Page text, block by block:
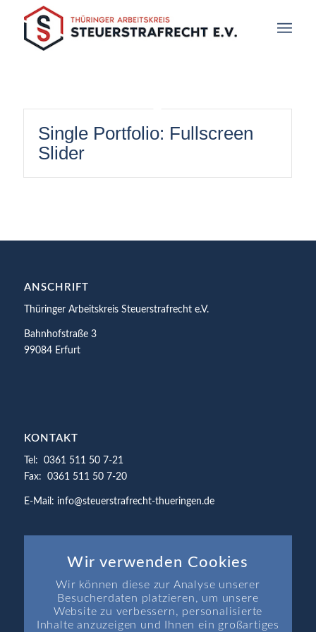
Single Portfolio: Fullscreen
Slider
ANSCHRIFT
Thüringer Arbeitskreis Steuerstrafrecht e.V.
Bahnhofstraße 3
99084 Erfurt
KONTAKT
Tel: 0361 511 50 7-21
Fax: 0361 511 50 7-20
E-Mail: info@steuerstrafrecht-thueringen.de
SEITEN
Startseite
Aktuelle Themen
Wir verwenden Cookies
Wir können diese zur Analyse unserer
Besucherdaten platzieren, um unsere
Website zu verbessern, personalisierte
Inhalte anzuzeigen und Ihnen ein großartiges